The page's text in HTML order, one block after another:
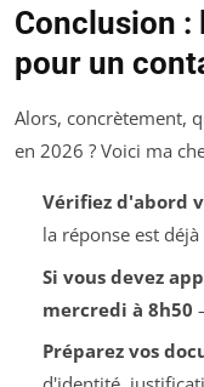
Conclusion :
pour un
Alors, concrètement,
en 2026 ? Voici ma
Vérifiez d'abord
la réponse est déjà
Si vous devez
mercredi à 8h50
Préparez vos